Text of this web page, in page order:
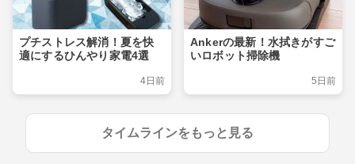
プチストレス解消！夏を快
適にするひんやり家電4選
4日前
Ankerの最新！水拭きがすご
いロボット掃除機
5日前
タイムラインをもっと見る